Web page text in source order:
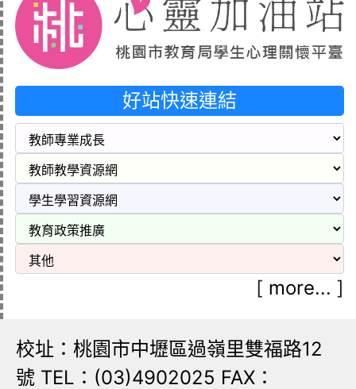
好站快速連結
[ more... ]
校址：桃園市中壢區過嶺里雙福路12
號 TEL：(03)4902025 FAX：